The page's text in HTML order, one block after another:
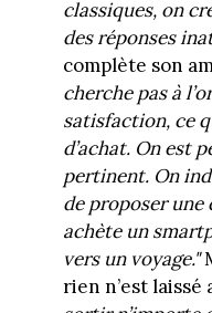
classiques, on
des réponses
complète son
cherche pas à
satisfaction, ce
d’achat. On est
pertinent. On
de proposer une
achète un
vers un voyage."
rien n’est laissé